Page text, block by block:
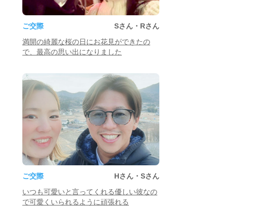
ご交際
Sさん・Rさん
満開の綺麗な桜の日にお花見ができたの
で、最高の思い出になりました
ご交際
Hさん・Sさん
いつも可愛いと言ってくれる優しい彼なの
で可愛くいられるように頑張れる